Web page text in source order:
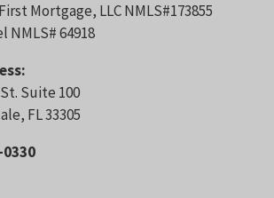
Mortgage, LLC NMLS#173855
NMLS# 64918
St. Suite 100
FL 33305